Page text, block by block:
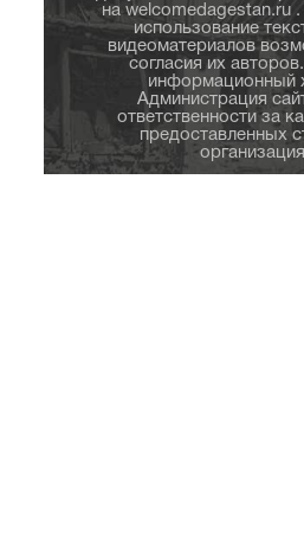
на welcomedagestan.ru
использование
видеоматериалов
согласия их
информационный
Администрация
ответственности за
предоставленных